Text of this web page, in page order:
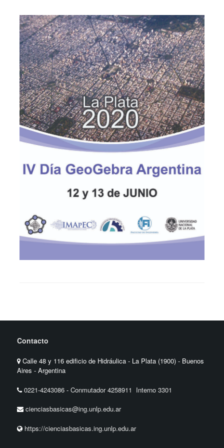
Contacto
Calle 48 y 116 edificio de Hidráulica - La Plata (1900) - Buenos
Aires - Argentina
0221-4243086 -Conmutador 4258911 Interno 3301
cienciasbasicas@ing.unlp.edu.ar
https://cienciasbasicas.ing.unlp.edu.ar